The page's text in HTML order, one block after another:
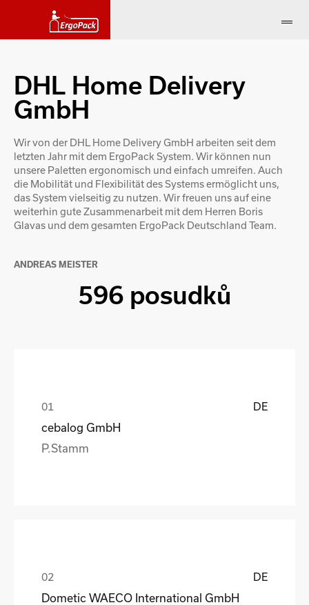
DHL Home Delivery
GmbH
Wir von der DHL Home Delivery GmbH arbeiten seit dem
letzten Jahr mit dem ErgoPack System. Wir können nun
unsere Paletten ergonomisch und einfach umreifen. Auch
die Mobilität und Flexibilität des Systems ermöglicht uns,
das System vielseitig zu nutzen. Wir freuen uns auf eine
weiterhin gute Zusammenarbeit mit dem Herren Boris
Glavas und dem gesamten ErgoPack Deutschland Team.
ANDREAS MEISTER
596 posudků
DE
cebalog GmbH
P.Stamm
DE
Dometic WAECO International GmbH